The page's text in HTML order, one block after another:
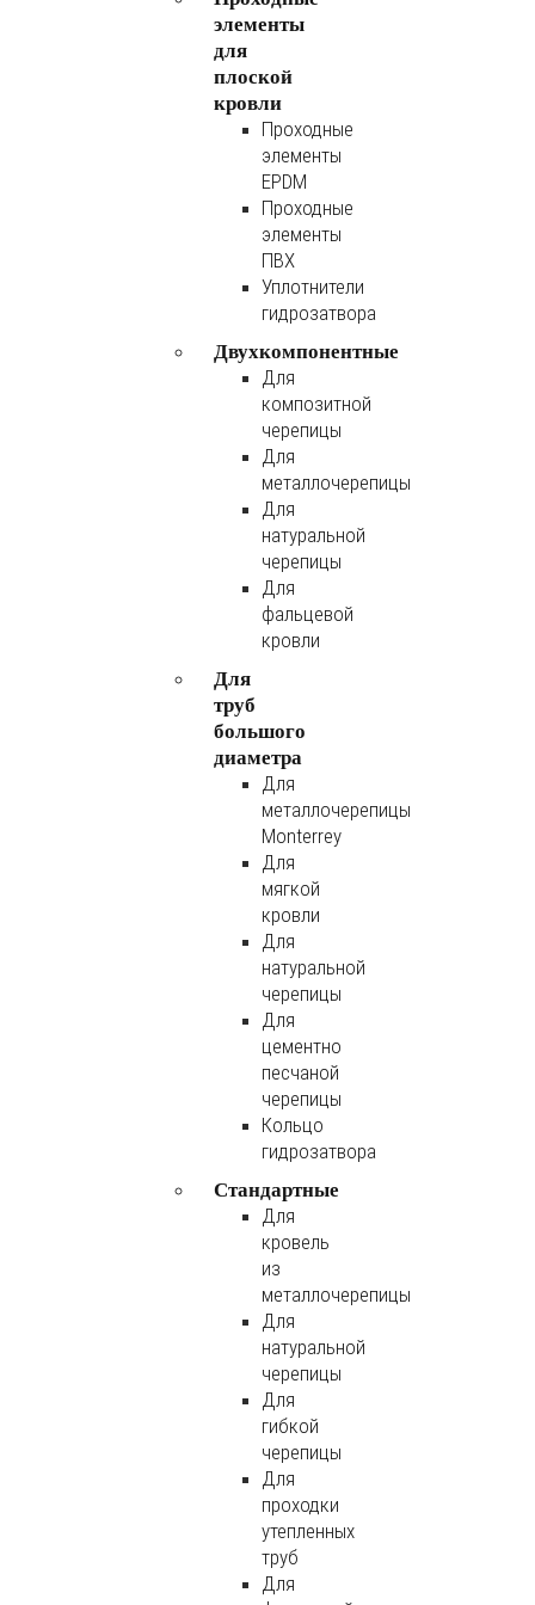
элементы
для
плоской
кровли
Проходные
элементы
EPDM
Проходные
элементы
ПВХ
Уплотнители
гидрозатвора
Двухкомпонентные
Для
композитной
черепицы
Для
металлочерепицы
Для
натуральной
черепицы
Для
фальцевой
кровли
Для
труб
большого
диаметра
Для
металлочерепицы
Monterrey
Для
мягкой
кровли
Для
натуральной
черепицы
Для
цементно
песчаной
черепицы
Кольцо
гидрозатвора
Стандартные
Для
кровель
из
металлочерепицы
Для
натуральной
черепицы
Для
гибкой
черепицы
Для
проходки
утепленных
труб
Для